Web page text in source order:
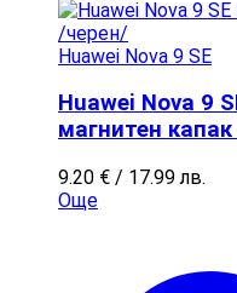
Huawei Nova 9 SE
Huawei Nova 9
магнитен
9.20 € / 17.99 лв.
Още